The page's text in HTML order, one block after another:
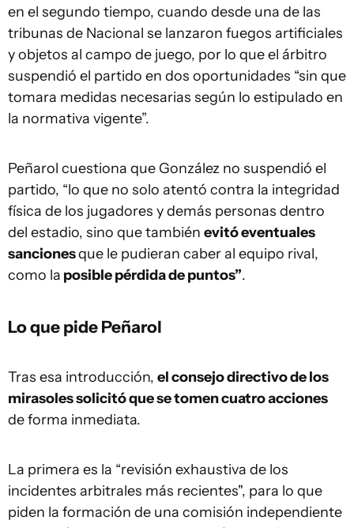
en el segundo tiempo, cuando desde una de las
tribunas de Nacional se lanzaron fuegos artificiales
y objetos al campo de juego, por lo que el árbitro
suspendió el partido en dos oportunidades “sin que
tomara medidas necesarias según lo estipulado en
la normativa vigente”.
Peñarol cuestiona que González no suspendió el
partido, “lo que no solo atentó contra la integridad
física de los jugadores y demás personas dentro
del estadio, sino que también evitó eventuales
sancionesque le pudieran caber al equipo rival,
como la posible pérdida de puntos”.
Lo que pide Peñarol
Tras esa introducción, el consejo directivo de los
mirasoles solicitó que se tomen cuatro acciones
de forma inmediata.
La primera es la “revisión exhaustiva de los
incidentes arbitrales más recientes", para lo que
piden la formación de una comisión independiente